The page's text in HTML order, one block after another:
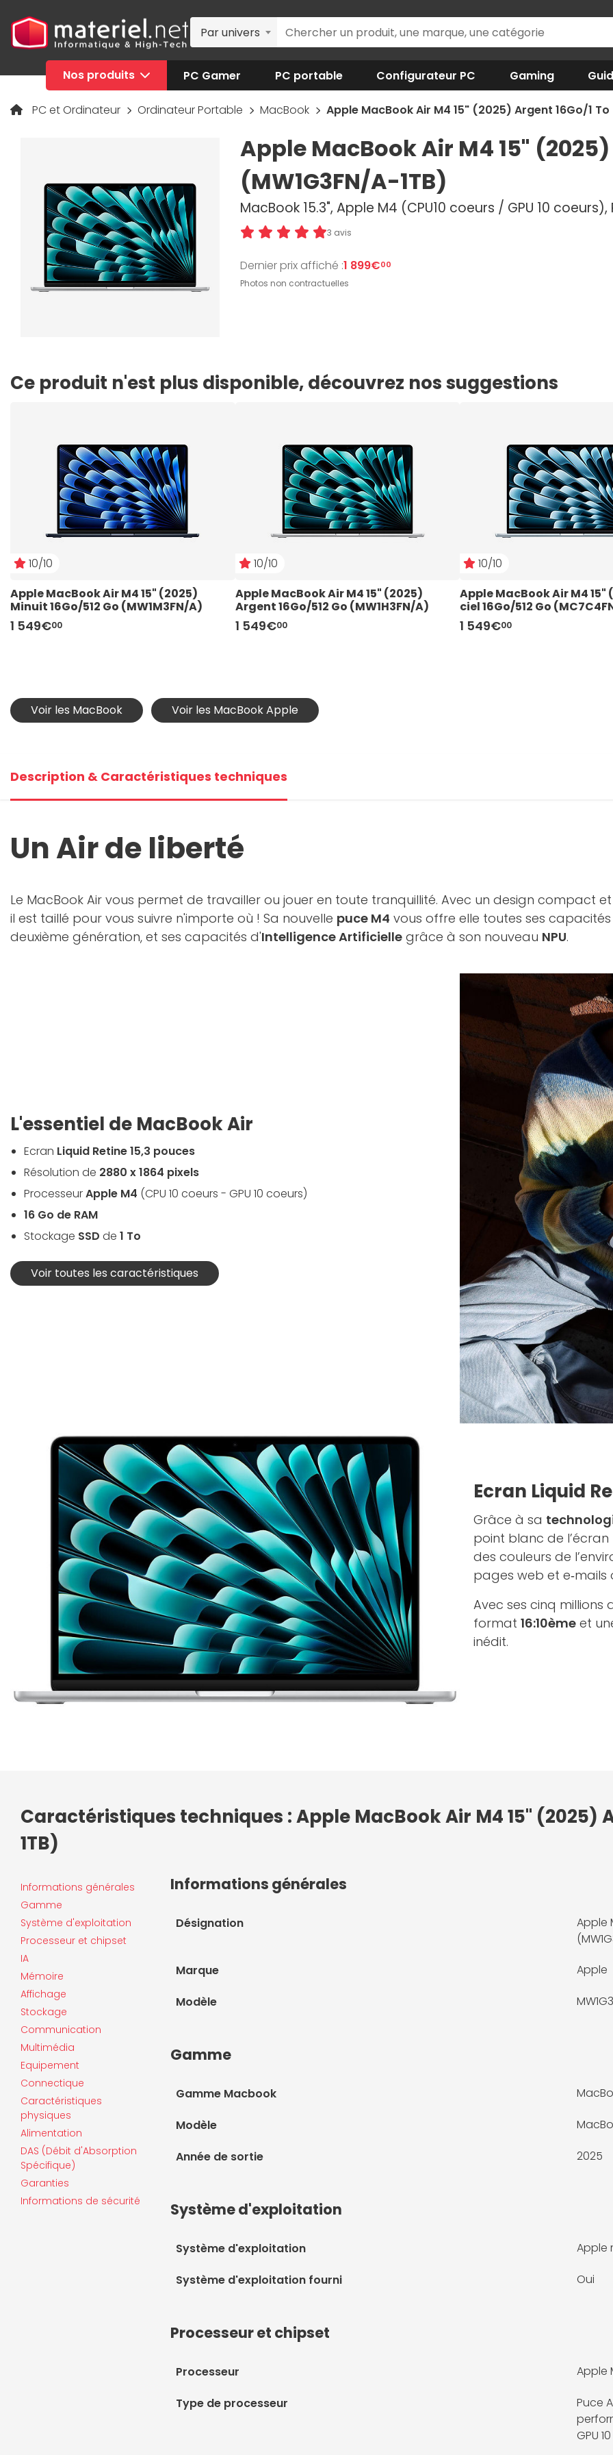
Par univers
Nos produits PC Gamer PC portable Configurateur PC Gaming
PC et Ordinateur Ordinateur Portable MacBook Apple MacBook Air M4 15" (2025) Argent 16Go/1 To
Apple MacBook Air M4 15"
(MW1G3FN/A-1TB)
MacBook 15.3", Apple M4 (CPU10 coeurs / GPU 10 coeurs),
3 avis
Dernier prix affiché :1 899€00
Photos non contractuelles
Ce produit n'est plus disponible, découvrez nos suggestions
10/10
Apple MacBook Air M4 15" (2025)
Minuit 16Go/512 Go (MW1M3FN/A)
1 549€00
10/10
Apple MacBook Air M4 15" (2025)
Argent 16Go/512 Go (MW1H3FN/A)
1 549€00
10/10
Apple MacBook Air M4 15"
ciel 16Go/512 Go
1 549€00
Voir les MacBook Voir les MacBook Apple
Description & Caractéristiques techniques
Un Air de liberté
Le MacBook Air vous permet de travailler ou jouer en toute tranquillité. Avec un design compact
il est taillé pour vous suivre n'importe où ! Sa nouvelle puce M4 vous offre elle toutes ses
deuxième génération, et ses capacités d'Intelligence Artificielle grâce à son nouveau NPU.
L'essentiel de MacBook Air
Ecran Liquid Retine 15,3 pouces
Résolution de 2880 x 1864 pixels
ProcesseurApple M4 (CPU 10 coeurs - GPU 10 coeurs)
16 Go de RAM
Stockage SSD de 1 To
Voir toutes les caractéristiques
Ecran Liquid
Grâce à sa
point blanc de
des couleurs de
pages web et e‑mails
Avec ses cinq millions
format 16:10ème et
inédit.
Caractéristiques techniques : Apple MacBook Air M4 15" (2025)
1TB)
Informations générales
Gamme
Système d'exploitation
Processeur et chipset
IA
Mémoire
Affichage
Stockage
Communication
Multimédia
Equipement
Connectique
Caractéristiques
physiques
Alimentation
DAS (Débit d'Absorption
Spécifique)
Garanties
Informations de sécurité
Informations générales
Désignation
Apple
Marque
Apple
Modèle
Gamme
Gamme Macbook
Modèle
Année de sortie 2025
Système d'exploitation
Système d'exploitation Apple
Système d'exploitation fourni Oui
Processeur et chipset
Processeur Apple
Type de processeur
Puce
GPU